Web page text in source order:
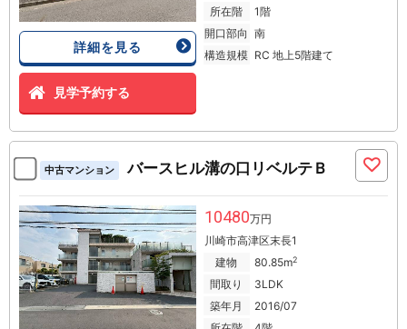
詳細を見る
見学予約する
所在階
1階
開口部向 南
構造規模 RC 地上5階建て
中古マンション バースヒル溝の口リベルテＢ
10480万円
川崎市高津区末長1
建物
80.85m2
間取り
3LDK
築年月
2016/07